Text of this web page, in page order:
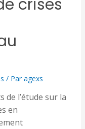
crises
/ Paragexs
de l’étude sur la
en